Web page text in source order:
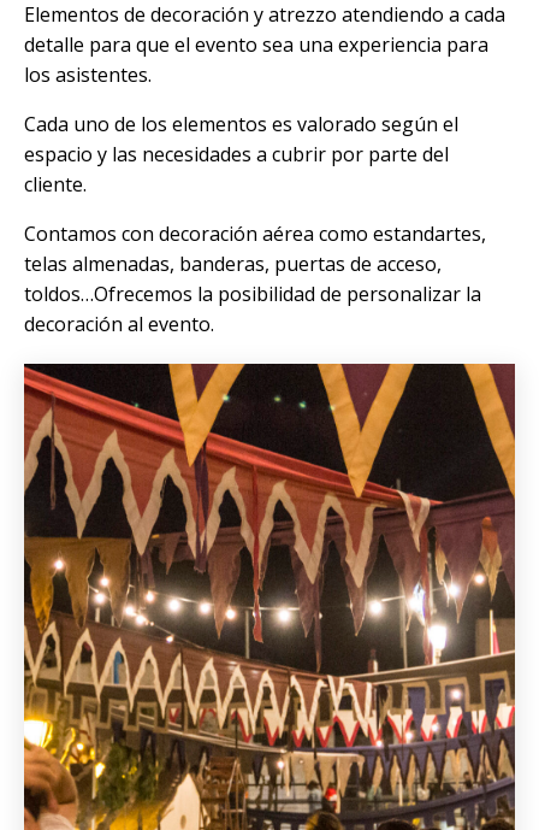
Elementos de decoración y atrezzo atendiendo a cada
detalle para que el evento sea una experiencia para
los asistentes.
Cada uno de los elementos es valorado según el
espacio y las necesidades a cubrir por parte del
cliente.
Contamos con decoración aérea como estandartes,
telas almenadas, banderas, puertas de acceso,
toldos…Ofrecemos la posibilidad de personalizar la
decoración al evento.